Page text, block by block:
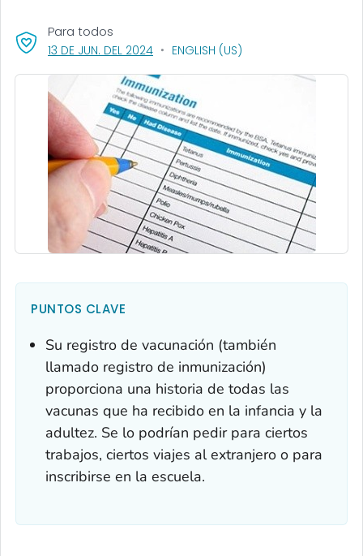
13 DE JUN. DEL 2024, VISIT LINK FOR DETAILS.
ENGLISH (US)
Para todos
PUNTOS CLAVE
Su registro de vacunación (también
llamado registro de inmunización)
proporciona una historia de todas las
vacunas que ha recibido en la infancia y la
adultez. Se lo podrían pedir para ciertos
trabajos, ciertos viajes al extranjero o para
inscribirse en la escuela.